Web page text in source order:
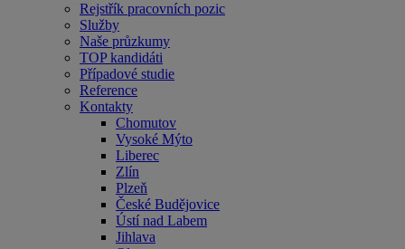
Rejstřík pracovních pozic
Služby
Naše průzkumy
TOP kandidáti
Případové studie
Reference
Kontakty
Chomutov
Vysoké Mýto
Liberec
Zlín
Plzeň
České Budějovice
Ústí nad Labem
Jihlava